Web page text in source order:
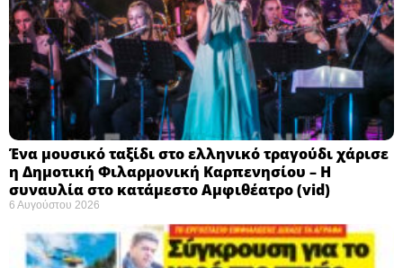
Ένα μουσικό ταξίδι στο ελληνικό τραγούδι χάρισε
η Δημοτική Φιλαρμονική Καρπενησίου – Η
συναυλία στο κατάμεστο Αμφιθέατρο (vid)
6 Αυγούστου 2026